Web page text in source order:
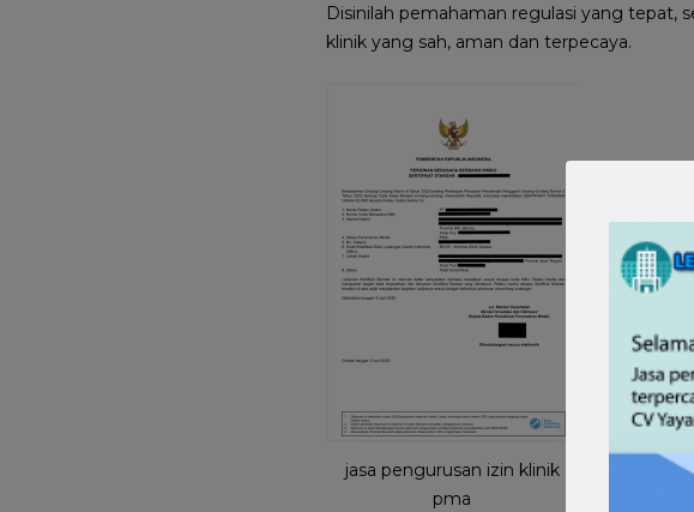
Disinilah pemahaman regulasi yang tepat,
klinik yang sah, aman dan terpecaya.
jasa pengurusan izin klinik
pma